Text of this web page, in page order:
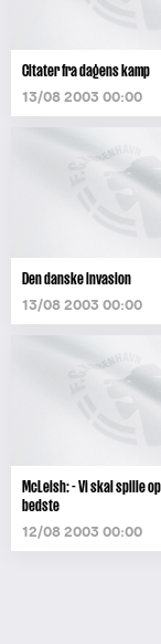
Citater fra dagens kamp
13/08 2003 00:00
Den danske invasion
13/08 2003 00:00
McLeish: - Vi skal spille
bedste
12/08 2003 00:00